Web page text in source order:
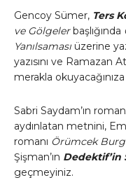
Gencoy Sümer, Ters
ve Gölgelerbaşlığında
Yanılsaması üzerine
yazısını ve Ramazan
merakla
Sabri Saydam’ın
aydınlatan metnini,
romanı Örümcek
Şişman’ın Dedektif’in
geçmeyiniz.